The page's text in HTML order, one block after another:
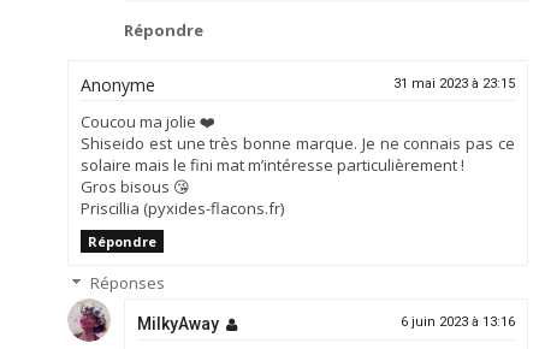
Répondre
Anonyme 31 mai 2023 à 23:15
Coucou ma jolie ❤️
Shiseido est une très bonne marque. Je ne connais pas ce
solaire mais le fini mat m’intéresse particulièrement !
Gros bisous 😘
Priscillia (pyxides-flacons.fr)
Répondre
Réponses
MilkyAway 6 juin 2023 à 13:16